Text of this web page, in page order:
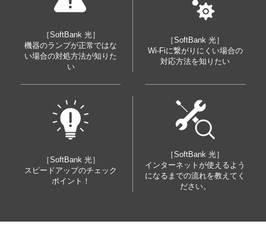
［SoftBank 光］
機器のランプが正常ではな
い場合の対処方法が知りた
い
［SoftBank 光］
Wi-Fiに繋がりにくい場合の
対応方法を知りたい
［SoftBank 光］
スピードアップのチェック
ポイント！
［SoftBank 光］
インターネットが使えるよう
になるまでの流れを教えてく
ださい。